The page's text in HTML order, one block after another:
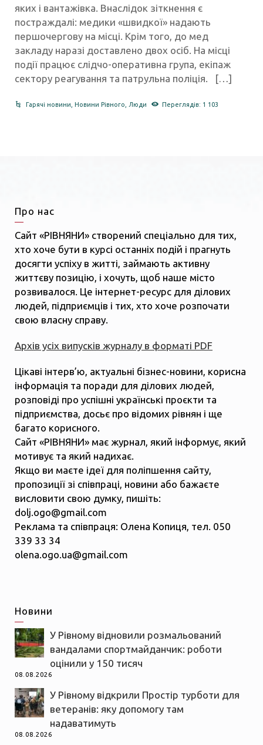
яких і вантажівка. Внаслідок зіткнення є
постраждалі: медики «швидкої» надають
першочергову на місці. Крім того, до мед
закладу наразі доставлено двох осіб. На місці
події працює слідчо-оперативна група, екіпаж
сектору реагування та патрульна поліція. […]
Гарячі новини ,Новини Рівного Люди Переглядів: 1 103
Про нас
Сайт «РІВНЯНИ» створений спеціально для тих,
хто хоче бути в курсі останніх подій і прагнуть
досягти успіху в житті, займають активну
життєву позицію, і хочуть, щоб наше місто
розвивалося. Це інтернет-ресурс для ділових
людей, підприємців і тих, хто хоче розпочати
свою власну справу.
Архів усіх випусків журналу в форматі PDF
Цікаві інтерв’ю, актуальні бізнес-новини, корисна
інформація та поради для ділових людей,
розповіді про успішні українські проєкти та
підприємства, досьє про відомих рівнян і ще
багато корисного.
Сайт «РІВНЯНИ» має журнал, який інформує, який
мотивує та який надихає.
Якщо ви маєте ідеї для поліпшення сайту,
пропозиції зі співпраці, новини або бажаєте
висловити свою думку, пишіть:
dolj.ogo@gmail.com
Реклама та співпраця: Олена Копиця, тел. 050
339 33 34
olena.ogo.ua@gmail.com
Новини
У Рівному відновили розмальований
вандалами спортмайданчик: роботи
оцінили у 150 тисяч
08.08.2026
У Рівному відкрили Простір турботи для
ветеранів: яку допомогу там
надаватимуть
08.08.2026